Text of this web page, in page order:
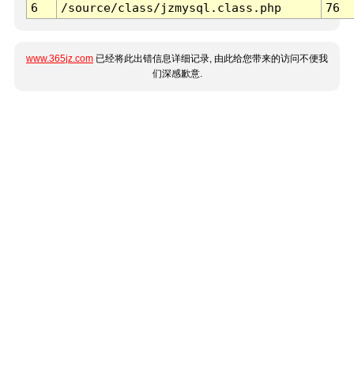
6
/source/class/jzmysql.class.php 76
www.365jz.com 已经将此出错信息详细记录, 由此给您带来的访问不便我
们深感歉意.